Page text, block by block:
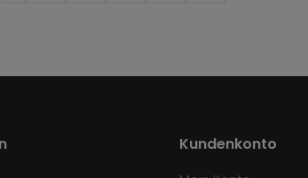
Kundenkonto